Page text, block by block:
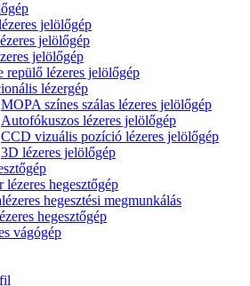
jelölőgép
jelölőgép
jelölőgép
repülő lézeres jelölőgép
lézergép
MOPA színes szálas lézeres jelölőgép
Autofókuszos lézeres jelölőgép
CCD vizuális pozíció lézeres jelölőgép
3D lézeres jelölőgép
lézeres hegesztőgép
hegesztési megmunkálás
hegesztőgép
vágógép